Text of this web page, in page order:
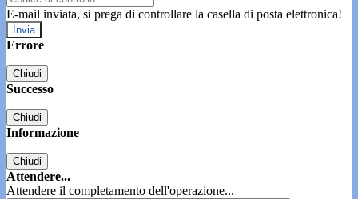
E-mail inviata, si prega di controllare la casella di posta elettronica!
Errore
Chiudi
Successo
Chiudi
Informazione
Chiudi
Attendere...
Attendere il completamento dell'operazione...